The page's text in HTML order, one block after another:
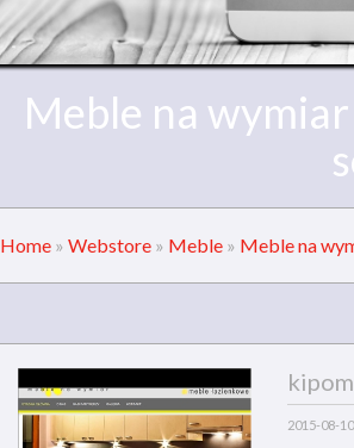
Meble na
Home » Webstore » Meble » Meble na
2015-08-10